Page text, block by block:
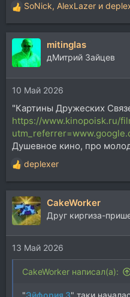
Р
е
а
ц
и
и
:
SoNick, AlexLazer и
mitinglas
дМитрий Зайцев
10 Май 2026
"Картины Дружеских
https://www.kinopoisk.ru/
Душевное кино, про
Р
е
а
к
ц
и
и
:
deplexer
CakeWorker
Друг киргиза-
13 Май 2026
CakeWorker написал(а):
"Эйфория 3" таки